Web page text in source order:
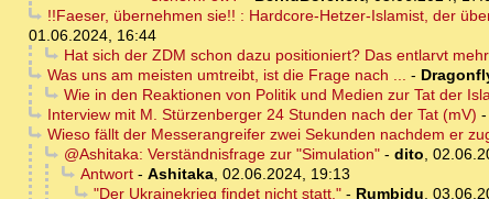
!!Faeser, übernehmen sie!! : Hardcore-Hetzer-Islamist, der
01.06.2024, 16:44
Hat sich der ZDM schon dazu positioniert? Das entlarvt
Was uns am meisten umtreibt, ist die Frage nach ... -
Wie in den Reaktionen von Politik und Medien zur Tat der
Interview mit M. Stürzenberger 24 Stunden nach der Tat (mV) -
Wieso fällt der Messerangreifer zwei Sekunden nachdem er
@Ashitaka: Verständnisfrage zur "Simulation"- dito,
Antwort- Ashitaka, 02.06.2024, 19:13
"Der Ukrainekrieg findet nicht statt."- Rumbidu,